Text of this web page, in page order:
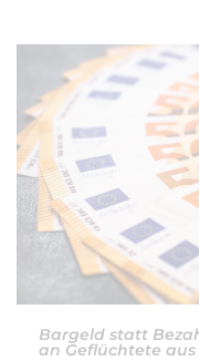
Bargeld statt
an Geflüchtete aus